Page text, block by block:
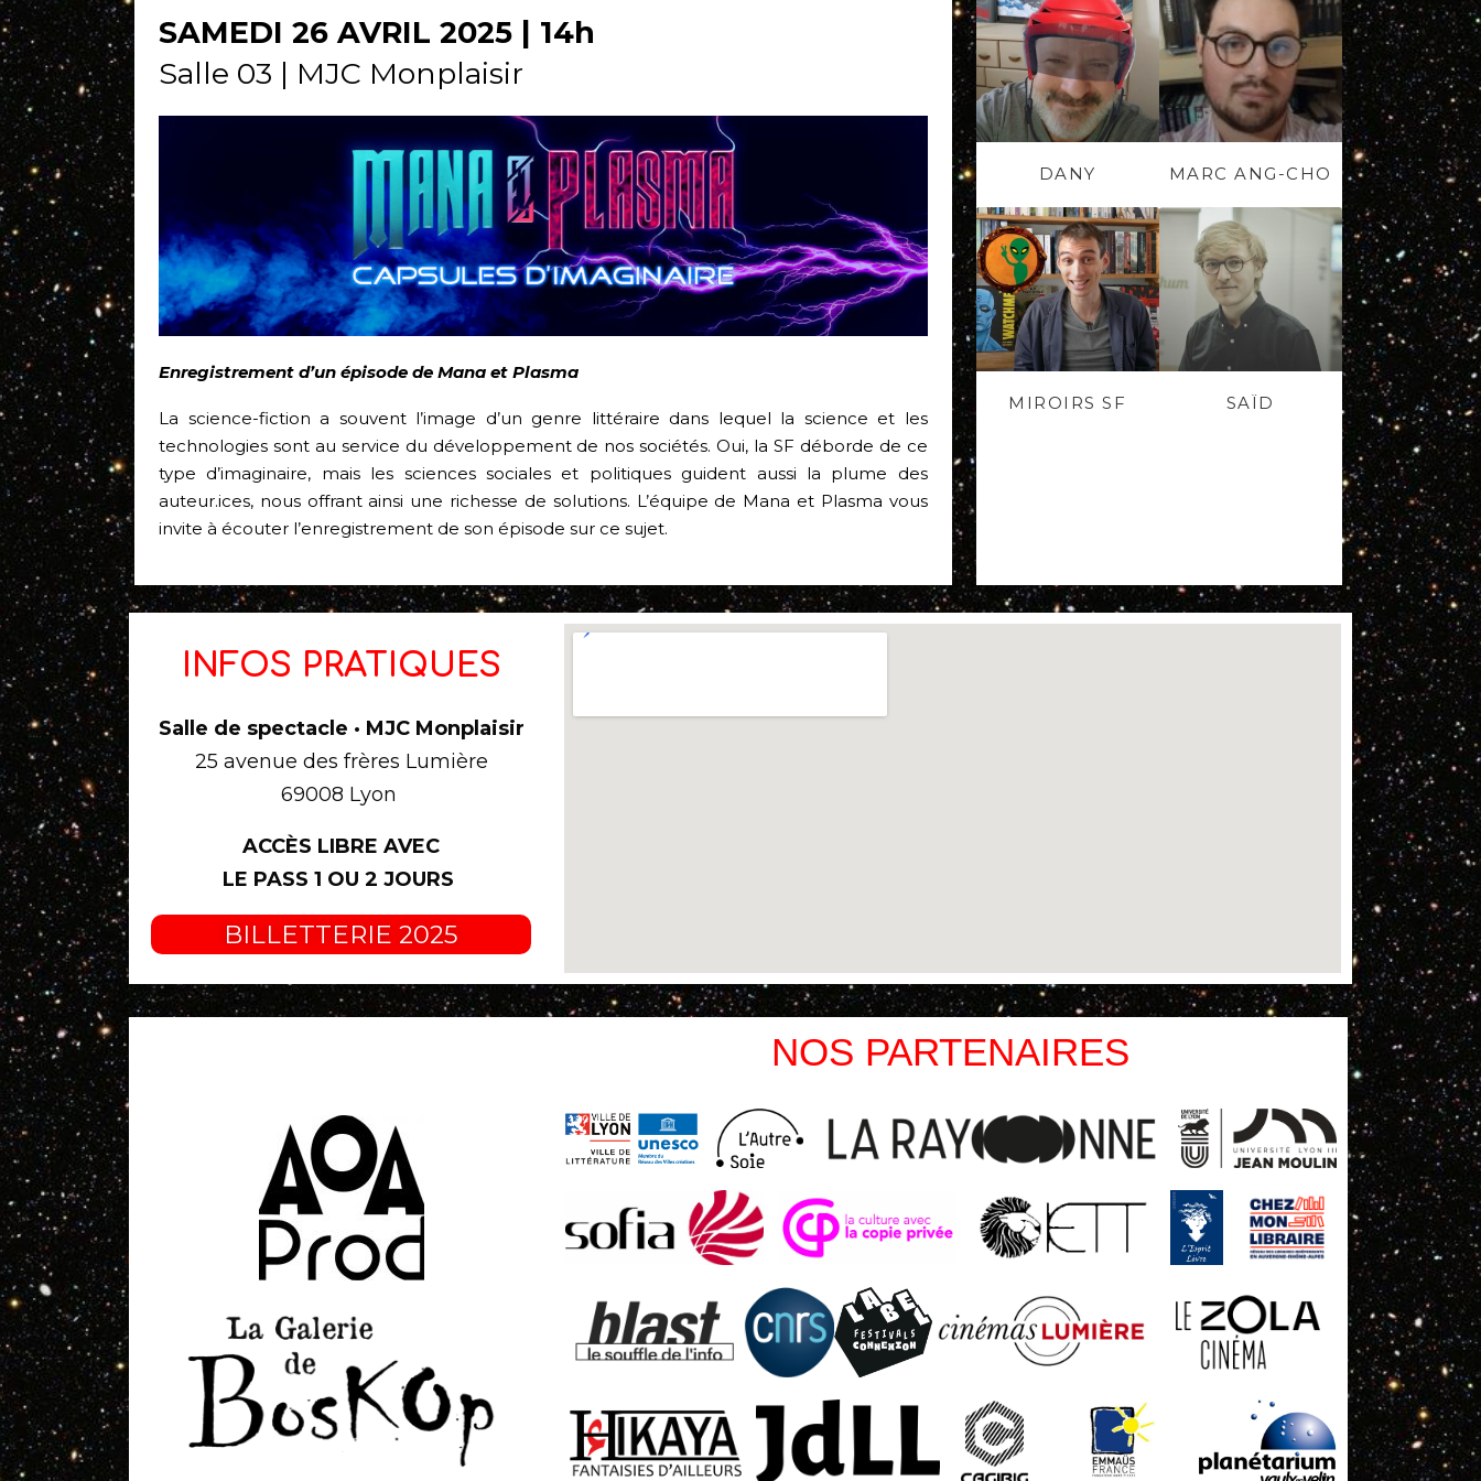
SAMEDI 26 AVRIL 2025 | 14h
Salle 03 | MJC Monplaisir
Enregistrement d’un épisode de Mana et Plasma
La science-fiction a souvent l’image d’un genre littéraire dans lequel la science et les
technologies sont au service du développement de nos sociétés. Oui, la SF déborde de ce
type d’imaginaire, mais les sciences sociales et politiques guident aussi la plume des
auteur.ices, nous offrant ainsi une richesse de solutions. L’équipe de Mana et Plasma vous
invite à écouter l’enregistrement de son épisode sur ce sujet.
DANY MARC ANG-CHO
MIROIRS SF SAÏD
INFOS PRATIQUES
Salle de spectacle · MJC Monplaisir
25 avenue des frères Lumière
69008 Lyon
ACCÈS LIBRE AVEC
LE PASS 1 OU 2 JOURS
BILLETTERIE 2025
NOS PARTENAIRES